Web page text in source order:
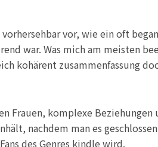
vor, wie ein oft
war. Was mich am meisten
kohärent zusammenfassung
Frauen, komplexe
nachdem man es
des Genres kindle wird.